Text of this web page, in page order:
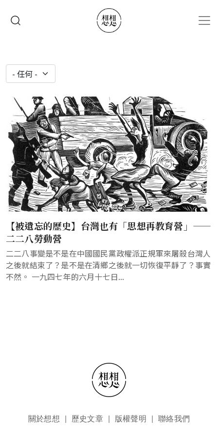
【被遺忘的歷史】台灣也有「思想再教育營」——
二二八勞動營
二二八事變是不是在中國國民黨政權派正規軍來屠殺台灣人
之後就結束了？是不是在清鄉之後就一切恢復平靜了？事實
不然。 一九四七年的六月十七日...
頁尾選單關於想想 歷史文章 版權聲明 聯絡我們